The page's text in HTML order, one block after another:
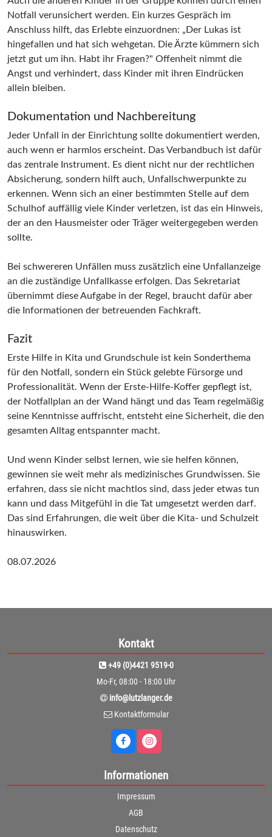
Notfall verunsichert werden. Ein kurzes Gespräch im
Anschluss hilft, das Erlebte einzuordnen: „Der Lukas ist
hingefallen und hat sich wehgetan. Die Ärzte kümmern sich
jetzt gut um ihn. Habt ihr Fragen?" Offenheit nimmt die
Angst und verhindert, dass Kinder mit ihren Eindrücken
allein bleiben.
Dokumentation und Nachbereitung
Jeder Unfall in der Einrichtung sollte dokumentiert werden,
auch wenn er harmlos erscheint. Das Verbandbuch ist dafür
das zentrale Instrument. Es dient nicht nur der rechtlichen
Absicherung, sondern hilft auch, Unfallschwerpunkte zu
erkennen. Wenn sich an einer bestimmten Stelle auf dem
Schulhof auffällig viele Kinder verletzen, ist das ein Hinweis,
der an den Hausmeister oder Träger weitergegeben werden
sollte.
Bei schwereren Unfällen muss zusätzlich eine Unfallanzeige
an die zuständige Unfallkasse erfolgen. Das Sekretariat
übernimmt diese Aufgabe in der Regel, braucht dafür aber
die Informationen der betreuenden Fachkraft.
Fazit
Erste Hilfe in Kita und Grundschule ist kein Sonderthema
für den Notfall, sondern ein Stück gelebte Fürsorge und
Professionalität. Wenn der Erste-Hilfe-Koffer gepflegt ist,
der Notfallplan an der Wand hängt und das Team regelmäßig
seine Kenntnisse auffrischt, entsteht eine Sicherheit, die den
gesamten Alltag entspannter macht.
Und wenn Kinder selbst lernen, wie sie helfen können,
gewinnen sie weit mehr als medizinisches Grundwissen. Sie
erfahren, dass sie nicht machtlos sind, dass jeder etwas tun
kann und dass Mitgefühl in die Tat umgesetzt werden darf.
Das sind Erfahrungen, die weit über die Kita- und Schulzeit
hinauswirken.
08.07.2026
Kontakt
+49 (0)4421 9519-0
Mo-Fr, 08:00 - 18:00 Uhr
info@lutzlanger.de
Kontaktformular
Informationen
Impressum
AGB
Datenschutz